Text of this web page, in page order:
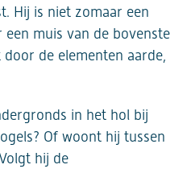
Hij is niet zomaar een
muis van de bovenste
de elementen aarde,
in het hol bij
Of woont hij tussen
hij de